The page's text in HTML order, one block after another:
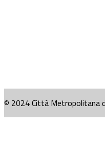
© 2024 Città Metropolitana